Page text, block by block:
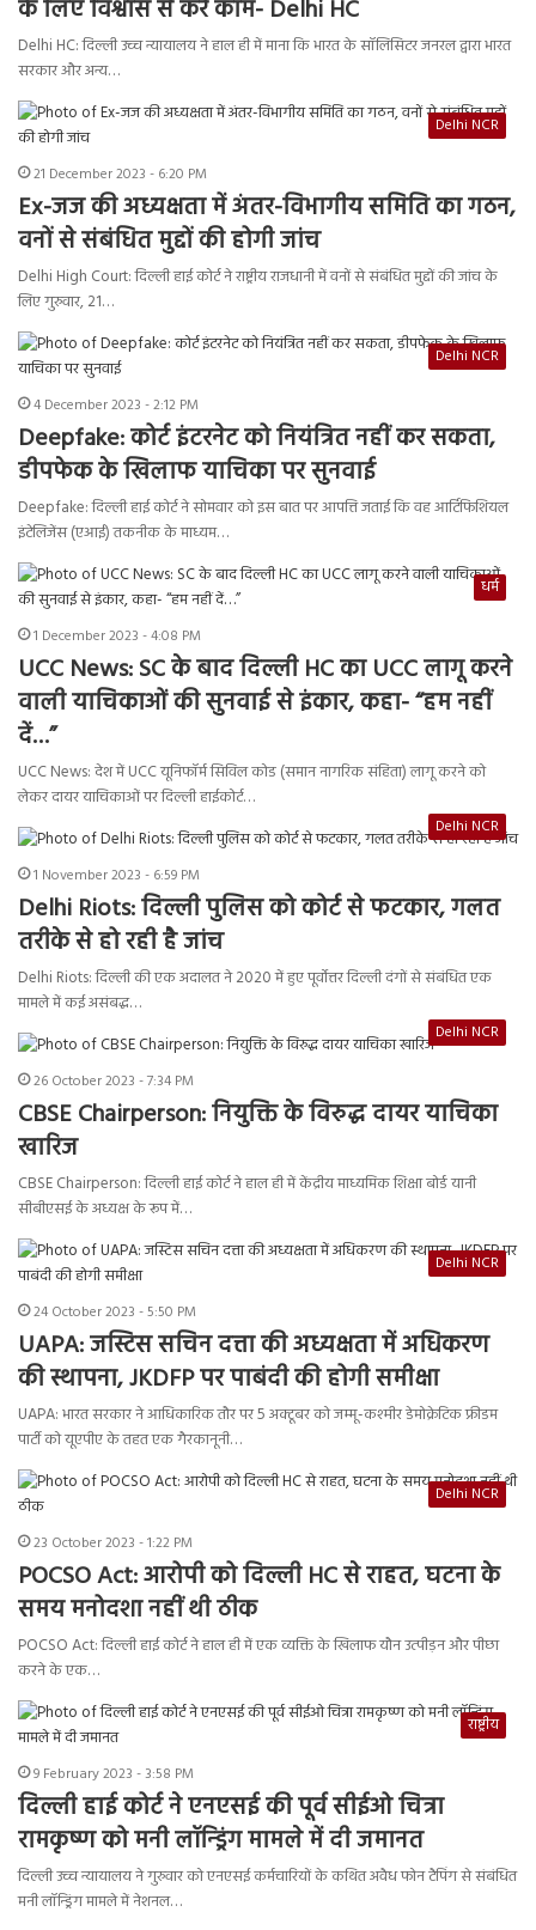
के लिए विश्वास से करे काम- Delhi HC
Delhi HC: दिल्ली उच्च न्यायालय ने हाल ही में माना कि भारत के सॉलिसिटर जनरल द्वारा भारत
सरकार और अन्य…
Delhi NCR
21 December 2023 - 6:20 PM
Ex-जज की अध्यक्षता में अंतर-विभागीय समिति का गठन,
वनों से संबंधित मुद्दों की होगी जांच
Delhi High Court: दिल्ली हाई कोर्ट ने राष्ट्रीय राजधानी में वनों से संबंधित मुद्दों की जांच के
लिए गुरुवार, 21…
Delhi NCR
4 December 2023 - 2:12 PM
Deepfake: कोर्ट इंटरनेट को नियंत्रित नहीं कर सकता,
डीपफेक के खिलाफ याचिका पर सुनवाई
Deepfake: दिल्ली हाई कोर्ट ने सोमवार को इस बात पर आपत्ति जताई कि वह आर्टिफिशियल
इंटेलिजेंस (एआई) तकनीक के माध्यम…
धर्म
1 December 2023 - 4:08 PM
UCC News: SC के बाद दिल्ली HC का UCC लागू करने
वाली याचिकाओं की सुनवाई से इंकार, कहा- “हम नहीं
दें…”
UCC News: देश में UCC यूनिफॉर्म सिविल कोड (समान नागरिक संहिता) लागू करने को
लेकर दायर याचिकाओं पर दिल्ली हाईकोर्ट…
Delhi NCR
1 November 2023 - 6:59 PM
Delhi Riots: दिल्ली पुलिस को कोर्ट से फटकार, गलत
तरीके से हो रही है जांच
Delhi Riots: दिल्ली की एक अदालत ने 2020 में हुए पूर्वोत्तर दिल्ली दंगों से संबंधित एक
मामले में कई असंबद्ध…
Delhi NCR
26 October 2023 - 7:34 PM
CBSE Chairperson: नियुक्ति के विरुद्ध दायर याचिका
खारिज
CBSE Chairperson: दिल्ली हाई कोर्ट ने हाल ही में केंद्रीय माध्यमिक शिक्षा बोर्ड यानी
सीबीएसई के अध्यक्ष के रूप में…
Delhi NCR
24 October 2023 - 5:50 PM
UAPA: जस्टिस सचिन दत्ता की अध्यक्षता में अधिकरण
की स्थापना, JKDFP पर पाबंदी की होगी समीक्षा
UAPA: भारत सरकार ने आधिकारिक तौर पर 5 अक्टूबर को जम्मू-कश्मीर डेमोक्रेटिक फ्रीडम
पार्टी को यूएपीए के तहत एक गैरकानूनी…
Delhi NCR
23 October 2023 - 1:22 PM
POCSO Act: आरोपी को दिल्ली HC से राहत, घटना के
समय मनोदशा नहीं थी ठीक
POCSO Act: दिल्ली हाई कोर्ट ने हाल ही में एक व्यक्ति के खिलाफ यौन उत्पीड़न और पीछा
करने के एक…
राष्ट्रीय
9 February 2023 - 3:58 PM
दिल्ली हाई कोर्ट ने एनएसई की पूर्व सीईओ चित्रा
रामकृष्ण को मनी लॉन्ड्रिंग मामले में दी जमानत
दिल्ली उच्च न्यायालय ने गुरुवार को एनएसई कर्मचारियों के कथित अवैध फोन टैपिंग से संबंधित
मनी लॉन्ड्रिंग मामले में नेशनल…